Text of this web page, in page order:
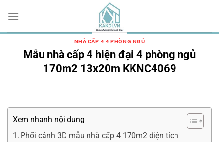
đến
nội
NHÀ CẤP 4 4 PHÒNG NGỦ
Mẫu nhà cấp 4 hiện đại 4 phòng ngủ
170m2 13x20m KKNC4069
Xem nhanh nội dung
Phối cảnh 3D mẫu nhà cấp 4 170m2 diện tích